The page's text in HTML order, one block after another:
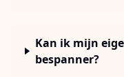
Kan ik mijn
bespanner?